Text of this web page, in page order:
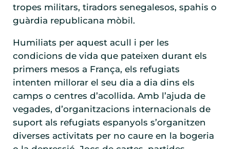
tropes militars, tiradors senegalesos, spahis o
guàrdia republicana mòbil.
Humiliats per aquest acull i per les
condicions de vida que pateixen durant els
primers mesos a França, els refugiats
intenten millorar el seu dia a dia dins els
camps o centres d’acollida. Amb l’ajuda de
vegades, d’organitzacions internacionals de
suport als refugiats espanyols s’organitzen
diverses activitats per no caure en la bogeria